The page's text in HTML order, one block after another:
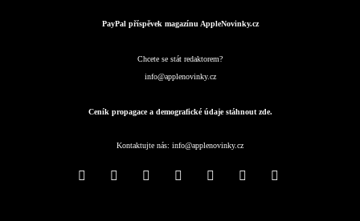
PayPal příspěvek magazínu AppleNovinky.cz
Chcete se stát redaktorem?
info@applenovinky.cz
Ceník propagace a demografické údaje stáhnout zde.
Kontaktujte nás: info@applenovinky.cz